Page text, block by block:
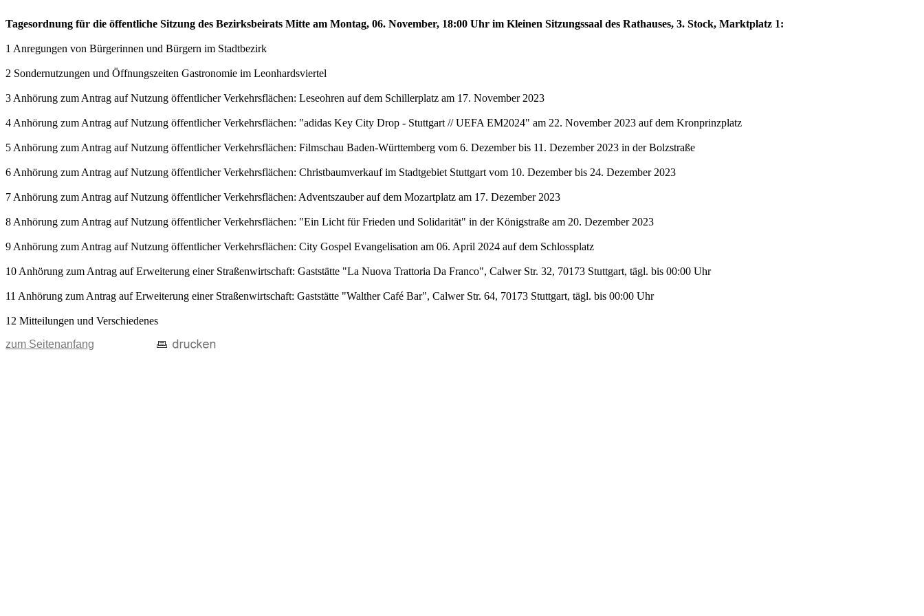
Tagesordnung für die öffentliche Sitzung des Bezirksbeirats Mitte am Montag, 06. November, 18:00 Uhr im Kleinen Sitzungssaal des Rathauses, 3. Stock, Marktplatz 1:
1 Anregungen von Bürgerinnen und Bürgern im Stadtbezirk
2 Sondernutzungen und Öffnungszeiten Gastronomie im Leonhardsviertel
3 Anhörung zum Antrag auf Nutzung öffentlicher Verkehrsflächen: Leseohren auf dem Schillerplatz am 17. November 2023
4 Anhörung zum Antrag auf Nutzung öffentlicher Verkehrsflächen: "adidas Key City Drop - Stuttgart // UEFA EM2024" am 22. November 2023 auf dem Kronprinzplatz
5 Anhörung zum Antrag auf Nutzung öffentlicher Verkehrsflächen: Filmschau Baden-Württemberg vom 6. Dezember bis 11. Dezember 2023 in der Bolzstraße
6 Anhörung zum Antrag auf Nutzung öffentlicher Verkehrsflächen: Christbaumverkauf im Stadtgebiet Stuttgart vom 10. Dezember bis 24. Dezember 2023
7 Anhörung zum Antrag auf Nutzung öffentlicher Verkehrsflächen: Adventszauber auf dem Mozartplatz am 17. Dezember 2023
8 Anhörung zum Antrag auf Nutzung öffentlicher Verkehrsflächen: "Ein Licht für Frieden und Solidarität" in der Königstraße am 20. Dezember 2023
9 Anhörung zum Antrag auf Nutzung öffentlicher Verkehrsflächen: City Gospel Evangelisation am 06. April 2024 auf dem Schlossplatz
10 Anhörung zum Antrag auf Erweiterung einer Straßenwirtschaft: Gaststätte "La Nuova Trattoria Da Franco", Calwer Str. 32, 70173 Stuttgart, tägl. bis 00:00 Uhr
11 Anhörung zum Antrag auf Erweiterung einer Straßenwirtschaft: Gaststätte "Walther Café Bar", Calwer Str. 64, 70173 Stuttgart, tägl. bis 00:00 Uhr
12 Mitteilungen und Verschiedenes
zum Seitenanfang